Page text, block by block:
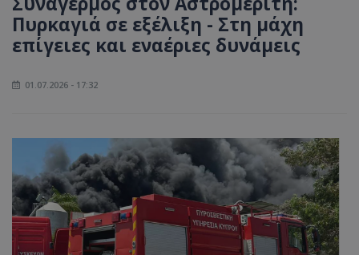
Πυρκαγιά σε εξέλιξη - Στη μάχη
επίγειες και εναέριες δυνάμεις
01.07.2026 - 17:32